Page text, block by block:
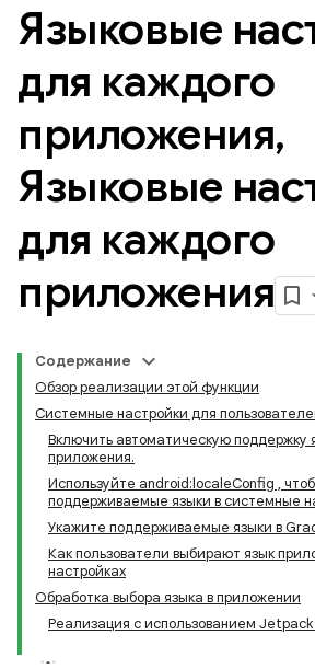
Языковые
для каждого
приложения,
Языковые
для каждого
приложения
Содержание
Обзор реализации этой функции
Системные настройки для
Включить автоматическую поддержку
приложения.
Используйте android:localeConfig ,
поддерживаемые языки в системные
Укажите поддерживаемые языки в
Как пользователи выбирают язык
настройках
Обработка выбора языка в приложении
Реализация с использованием Jetpack